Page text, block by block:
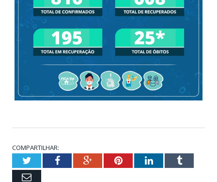
COMPARTILHAR:
TwitterFacebookGoogle+PinterestLinkedInTumblr
Email